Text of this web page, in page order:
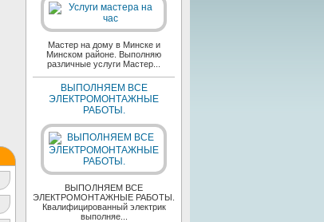
Мастер на дому в Минске и
Минском районе. Выполняю
различные услуги Мастер...
ВЫПОЛНЯЕМ ВСЕ
ЭЛЕКТРОМОНТАЖНЫЕ
РАБОТЫ.
ВЫПОЛНЯЕМ ВСЕ
ЭЛЕКТРОМОНТАЖНЫЕ РАБОТЫ.
Квалифицированный электрик
выполняе...